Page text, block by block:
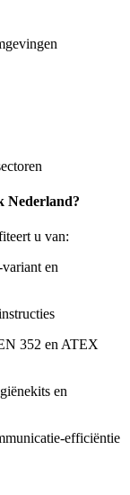
Nederland?
u van:
en
352 en ATEX
en
efficiëntie